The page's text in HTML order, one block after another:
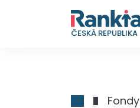
ČESKÁ REPUBLIKA
Fondy